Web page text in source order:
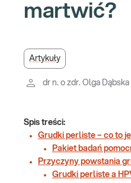
martwić?
Artykuły
dr n. o zdr. Olga Dąbska
Spis treści:
Grudki perliste – co to
Pakiet badań
Przyczyny powstania
Grudki perliste a